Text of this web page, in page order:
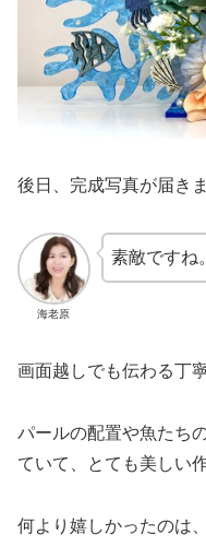
後日、完成写真が届きま
海老原
素敵ですね。
画面越しでも伝わる丁
パールの配置や魚たち
ていて、とても美しい
何より嬉しかったのは、